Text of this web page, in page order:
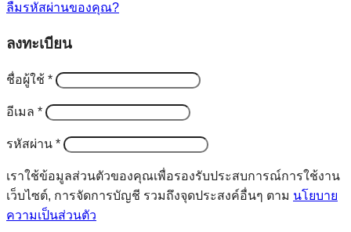
ลืมรหัสผ่านของคุณ?
ลงทะเบียน
ชื่อผู้ใช้ *ต้องการ
อีเมล *ต้องการ
รหัสผ่าน *ต้องการ
เราใช้ข้อมูลส่วนตัวของคุณเพื่อรองรับประสบการณ์การใช้งาน
เว็บไซต์, การจัดการบัญชี รวมถึงจุดประสงค์อื่นๆ ตาม นโยบาย
ความเป็นส่วนตัว